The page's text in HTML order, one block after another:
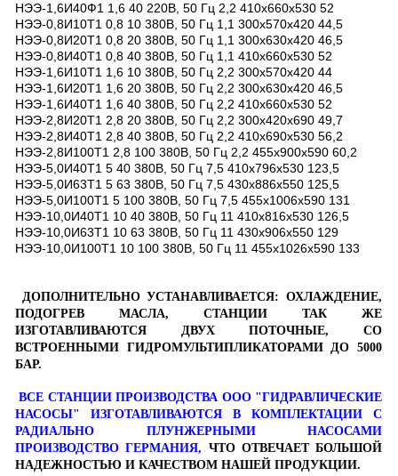
НЭЭ-1,6И40Ф1 1,6 40 220В, 50 Гц 2,2 410х660x530 52
НЭЭ-0,8И10Т1 0,8 10 380В, 50 Гц 1,1 300х570x420 44,5
НЭЭ-0,8И20Т1 0,8 20 380В, 50 Гц 1,1 300х630x420 46,5
НЭЭ-0,8И40Т1 0,8 40 380В, 50 Гц 1,1 410х660x530 52
НЭЭ-1,6И10Т1 1,6 10 380В, 50 Гц 2,2 300х570x420 44
НЭЭ-1,6И20Т1 1,6 20 380В, 50 Гц 2,2 300х630x420 46,5
НЭЭ-1,6И40Т1 1,6 40 380В, 50 Гц 2,2 410х660x530 52
НЭЭ-2,8И20Т1 2,8 20 380В, 50 Гц 2,2 300х420х690 49,7
НЭЭ-2,8И40Т1 2,8 40 380В, 50 Гц 2,2 410х690x530 56,2
НЭЭ-2,8И100Т1 2,8 100 380В, 50 Гц 2,2 455х900x590 60,2
НЭЭ-5,0И40Т1 5 40 380В, 50 Гц 7,5 410х796x530 123,5
НЭЭ-5,0И63Т1 5 63 380В, 50 Гц 7,5 430х886x550 125,5
НЭЭ-5,0И100Т1 5 100 380В, 50 Гц 7,5 455х1006x590 131
НЭЭ-10,0И40Т1 10 40 380В, 50 Гц 11 410х816x530 126,5
НЭЭ-10,0И63Т1 10 63 380В, 50 Гц 11 430х906x550 129
НЭЭ-10,0И100Т1 10 100 380В, 50 Гц 11 455х1026x590 133
ДОПОЛНИТЕЛЬНО УСТАНАВЛИВАЕТСЯ: ОХЛАЖДЕНИЕ,
ПОДОГРЕВ МАСЛА, СТАНЦИИ ТАК ЖЕ
ИЗГОТАВЛИВАЮТСЯ ДВУХ ПОТОЧНЫЕ, СО
ВСТРОЕННЫМИ ГИДРОМУЛЬТИПЛИКАТОРАМИ ДО 5000
БАР.
ВСЕ СТАНЦИИ ПРОИЗВОДСТВА ООО "ГИДРАВЛИЧЕСКИЕ
НАСОСЫ" ИЗГОТАВЛИВАЮТСЯ В КОМПЛЕКТАЦИИ С
РАДИАЛЬНО ПЛУНЖЕРНЫМИ НАСОСАМИ
ПРОИЗВОДСТВО ГЕРМАНИЯ, ЧТО ОТВЕЧАЕТ БОЛЬШОЙ
НАДЕЖНОСТЬЮ И КАЧЕСТВОМ НАШЕЙ ПРОДУКЦИИ.